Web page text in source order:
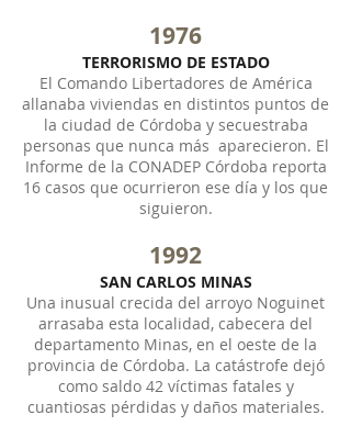
1976
TERRORISMO DE ESTADO
El Comando Libertadores de América
allanaba viviendas en distintos puntos de
la ciudad de Córdoba y secuestraba
personas que nunca más aparecieron. El
Informe de la CONADEP Córdoba reporta
16 casos que ocurrieron ese día y los que
siguieron.
1992
SAN CARLOS MINAS
Una inusual crecida del arroyo Noguinet
arrasaba esta localidad, cabecera del
departamento Minas, en el oeste de la
provincia de Córdoba. La catástrofe dejó
como saldo 42 víctimas fatales y
cuantiosas pérdidas y daños materiales.